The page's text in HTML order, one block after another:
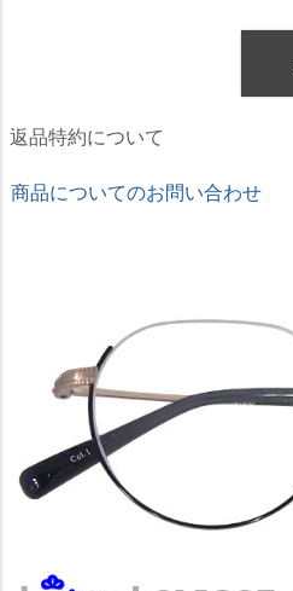
返品特約について
商品についてのお問い合わせ